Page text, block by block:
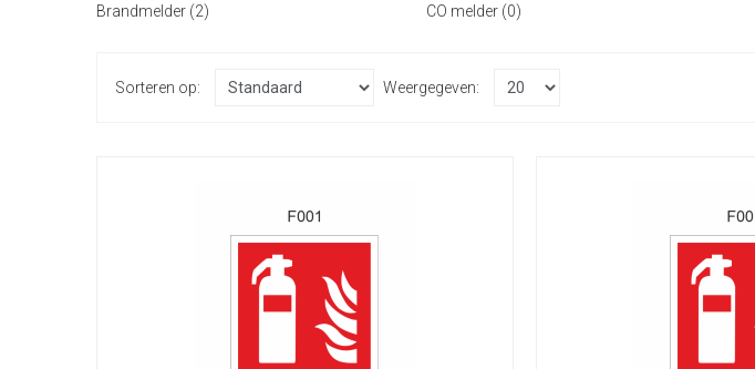
Brandmelder (2)
CO melder (0)
Sorteren op: Weergegeven: